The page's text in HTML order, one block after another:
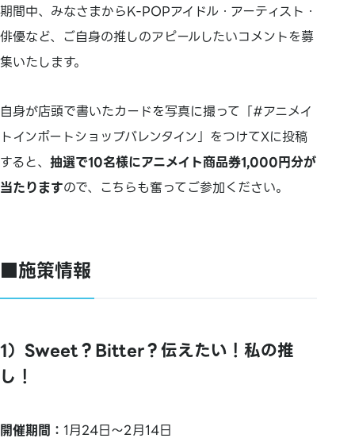
期間中、みなさまからK-POPアイドル・アーティスト・
俳優など、ご自身の推しのアピールしたいコメントを募
集いたします。
自身が店頭で書いたカードを写真に撮って「#アニメイ
トインポートショップバレンタイン」をつけてXに投稿
すると、 抽選で10名様にアニメイト商品券1,000円分が
当たりますので、こちらも奮ってご参加ください。
■施策情報
1）Sweet？Bitter？伝えたい！私の推
し！
開催期間： 1月24日～2月14日